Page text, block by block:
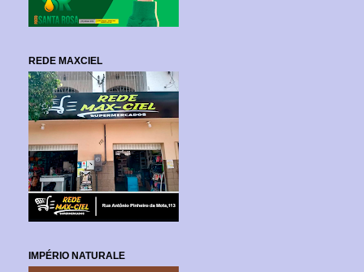
REDE MAXCIEL
IMPÉRIO NATURALE